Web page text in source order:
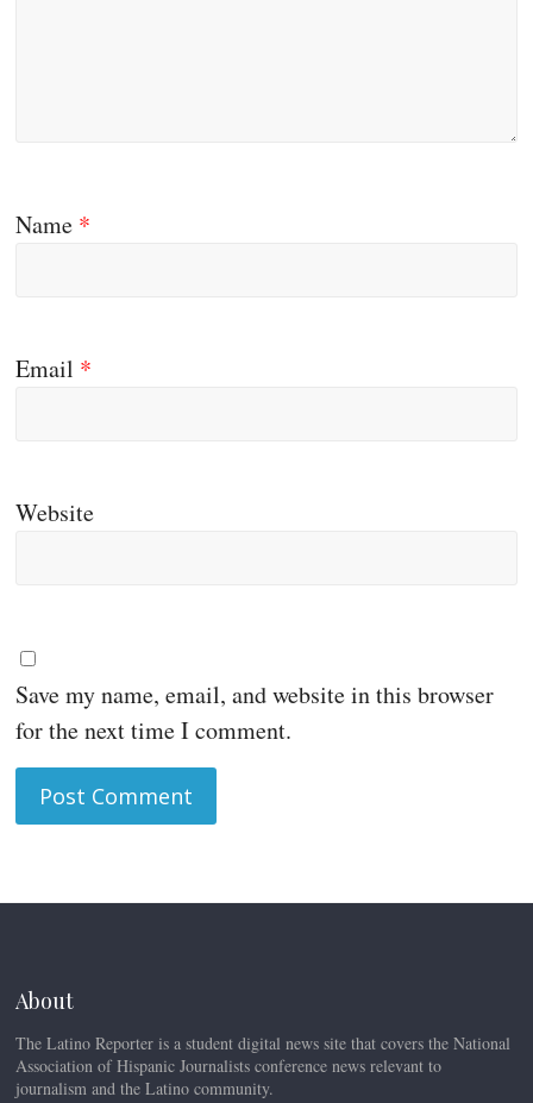
Name *
Email *
Website
Save my name, email, and website in this browser
for the next time I comment.
About
The Latino Reporter is a student digital news site that covers the National
Association of Hispanic Journalists conference news relevant to
journalism and the Latino community.